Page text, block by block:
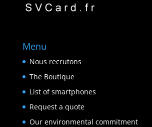
Menu
Nous recrutons
The Boutique
List of smartphones
Request a quote
Our environmental commitment